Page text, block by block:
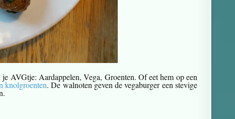
AVGtje: Aardappelen, Vega, Groenten. Of eet hem op een
knolgroenten. De walnoten geven de vegaburger een stevige